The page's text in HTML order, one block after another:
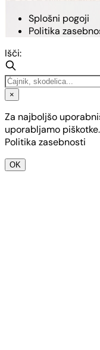
Splošni pogoji
Politika
Išči:
×
Za najboljšo
uporabljamo piškotke.
Politika zasebnosti
OK